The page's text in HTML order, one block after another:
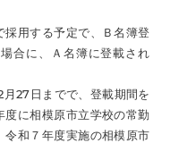
採用する予定で、Ｂ名簿登
合に、Ａ名簿に登載され
27日までで、登載期間を
に相模原市立学校の常勤
和７年度実施の相模原市